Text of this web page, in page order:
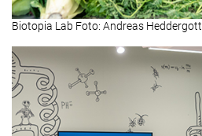
Biotopia Lab Foto: Andreas Heddergott